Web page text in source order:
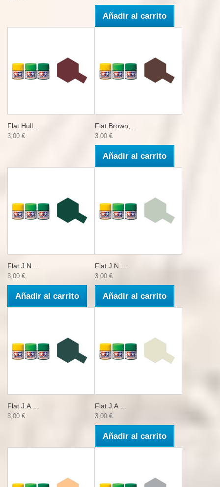
Añadir al carrito
Flat Hull...
3,00 €
Flat Brown,...
3,00 €
Añadir al carrito
Flat J.N....
3,00 €
Añadir al carrito
Flat J.N....
3,00 €
Añadir al carrito
Flat J.A....
3,00 €
Flat J.A....
3,00 €
Añadir al carrito